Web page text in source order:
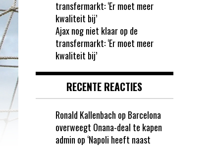
transfermarkt: ‘Er moet meer
kwaliteit bij’
Ajax nog niet klaar op de
transfermarkt: ‘Er moet meer
kwaliteit bij’
RECENTE REACTIES
Ronald Kallenbach op Barcelona
overweegt Onana-deal te kapen
admin op ‘Napoli heeft naast